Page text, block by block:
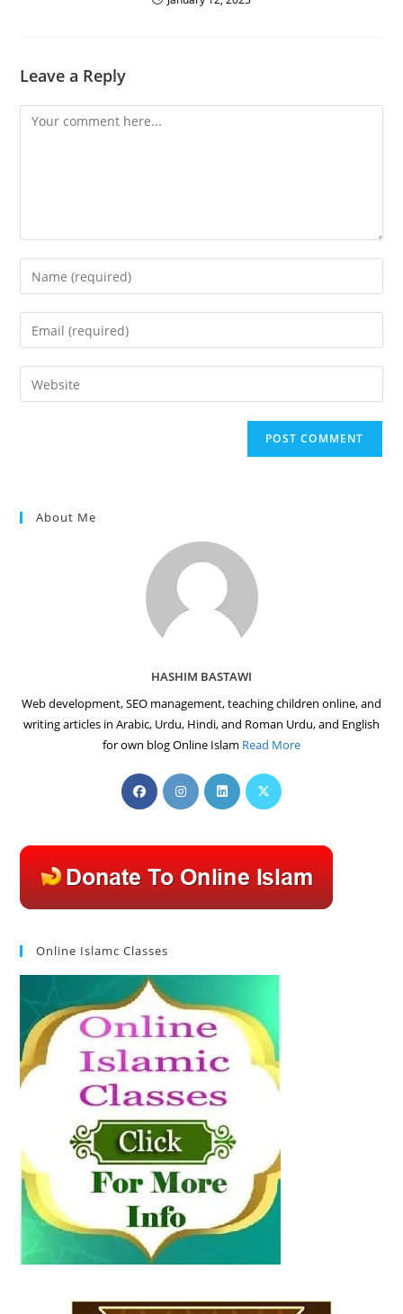
Leave a Reply
Comment
Enter
your
name
comment
Enter
your
email
address
Enter
your
About Me
HASHIM BASTAWI
Web development, SEO management, teaching children online, and
writing articles in Arabic, Urdu, Hindi, and Roman Urdu, and English
for own blog Online Islam Read More
Opens
in
tab
Opens
in
tab
Opens
in
tab
Opens
tab
Online Islamc Classes